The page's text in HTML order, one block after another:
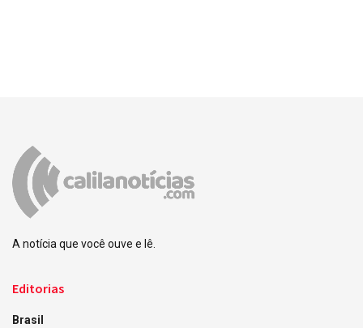
A notícia que você ouve e lê.
Editorias
Brasil